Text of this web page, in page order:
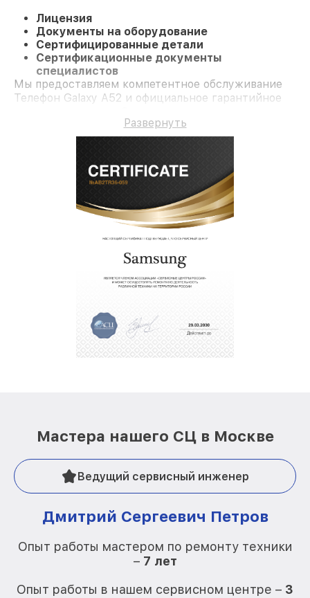
Лицензия
Документы на оборудование
Сертифицированные детали
Сертификационные документы
специалистов
Мы предоставляем компетентное обслуживание
Телефон Galaxy A52 и официальное гарантийное
Развернуть
Мастера нашего СЦ в Москве
Ведущий сервисный инженер
Дмитрий Сергеевич Петров
Опыт работы мастером по ремонту техники
– 7 лет
Опыт работы в нашем сервисном центре – 3